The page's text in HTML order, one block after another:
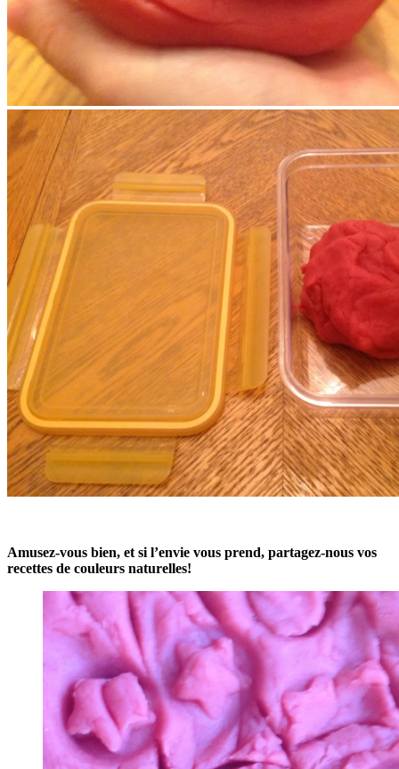
Amusez-vous bien, et si l’envie vous prend, partagez-nous vos
recettes de couleurs naturelles!